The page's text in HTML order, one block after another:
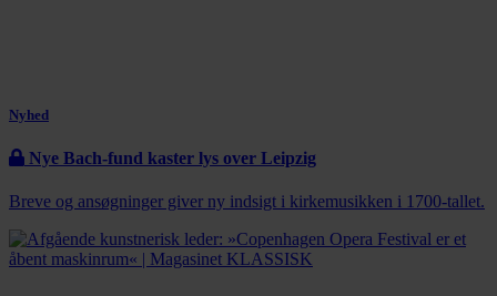
Nyhed
Nye Bach-fund kaster lys over Leipzig
Breve og ansøgninger giver ny indsigt i kirkemusikken i 1700-tallet.